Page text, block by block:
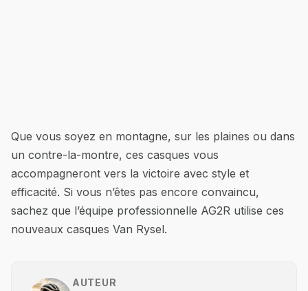
Que vous soyez en montagne, sur les plaines ou dans
un contre-la-montre, ces casques vous
accompagneront vers la victoire avec style et
efficacité. Si vous n’êtes pas encore convaincu,
sachez que l’équipe professionnelle AG2R utilise ces
nouveaux casques Van Rysel.
AUTEUR